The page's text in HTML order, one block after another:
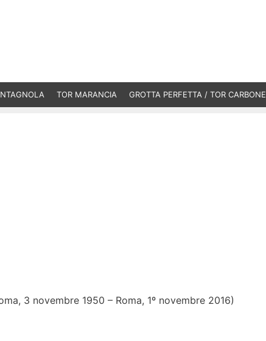
TOR MARANCIA GROTTA PERFETTA / TOR CARBONE
3 novembre 1950 – Roma, 1º novembre 2016)